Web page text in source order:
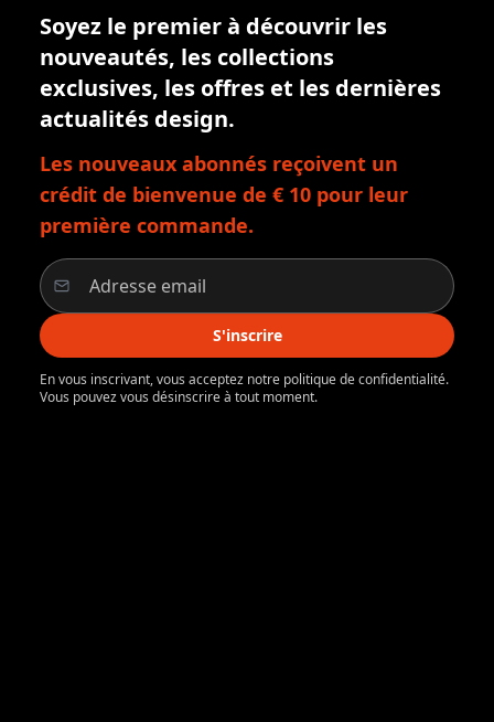
Soyez le premier à découvrir les
nouveautés, les collections
exclusives, les offres et les dernières
actualités design.
Les nouveaux abonnés reçoivent un
crédit de bienvenue de € 10 pour leur
première commande.
S'inscrire
En vous inscrivant, vous acceptez notre politique de confidentialité.
Vous pouvez vous désinscrire à tout moment.